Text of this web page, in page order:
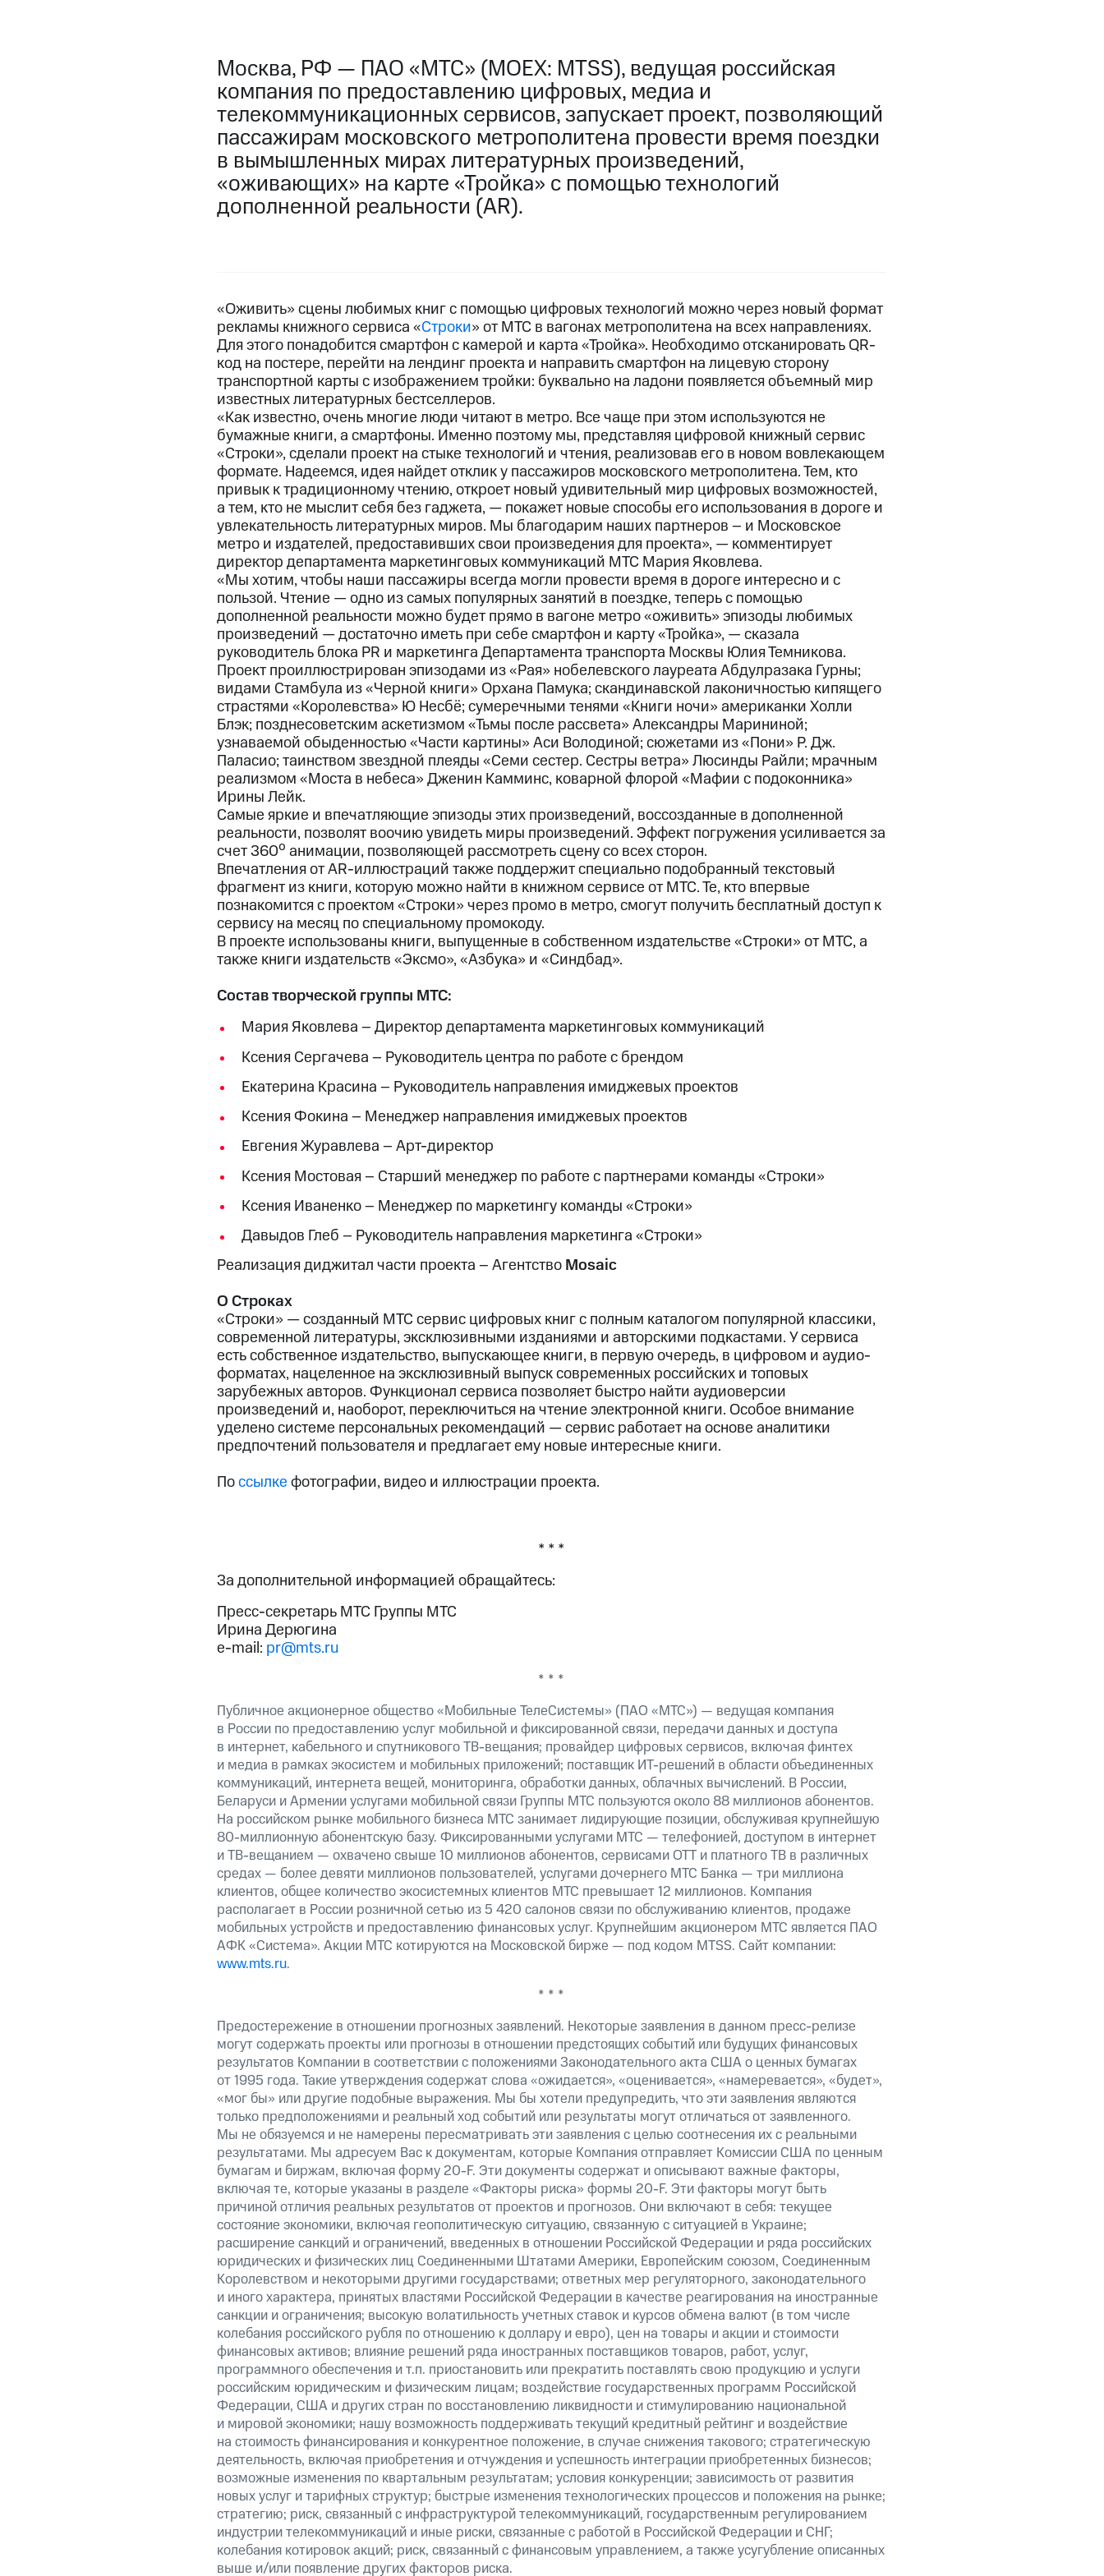
Москва, РФ — ПАО «МТС» (MOEX: MTSS), ведущая российская
компания по предоставлению цифровых, медиа и
телекоммуникационных сервисов, запускает проект, позволяющий
пассажирам московского метрополитена провести время поездки
в вымышленных мирах литературных произведений,
«оживающих» на карте «Тройка» с помощью технологий
дополненной реальности (AR).
«Оживить» сцены любимых книг с помощью цифровых технологий можно через новый формат
рекламы книжного сервиса «Строки» от МТС в вагонах метрополитена на всех направлениях.
Для этого понадобится смартфон с камерой и карта «Тройка». Необходимо отсканировать QR-
код на постере, перейти на лендинг проекта и направить смартфон на лицевую сторону
транспортной карты с изображением тройки: буквально на ладони появляется объемный мир
известных литературных бестселлеров.
«Как известно, очень многие люди читают в метро. Все чаще при этом используются не
бумажные книги, а смартфоны. Именно поэтому мы, представляя цифровой книжный сервис
«Строки», сделали проект на стыке технологий и чтения, реализовав его в новом вовлекающем
формате. Надеемся, идея найдет отклик у пассажиров московского метрополитена. Тем, кто
привык к традиционному чтению, откроет новый удивительный мир цифровых возможностей,
а тем, кто не мыслит себя без гаджета, — покажет новые способы его использования в дороге и
увлекательность литературных миров. Мы благодарим наших партнеров – и Московское
метро и издателей, предоставивших свои произведения для проекта», — комментирует
директор департамента маркетинговых коммуникаций МТС Мария Яковлева.
«Мы хотим, чтобы наши пассажиры всегда могли провести время в дороге интересно и с
пользой. Чтение — одно из самых популярных занятий в поездке, теперь с помощью
дополненной реальности можно будет прямо в вагоне метро «оживить» эпизоды любимых
произведений — достаточно иметь при себе смартфон и карту «Тройка», — сказала
руководитель блока PR и маркетинга Департамента транспорта Москвы Юлия Темникова.
Проект проиллюстрирован эпизодами из «Рая» нобелевского лауреата Абдулразака Гурны;
видами Стамбула из «Черной книги» Орхана Памука; скандинавской лаконичностью кипящего
страстями «Королевства» Ю Несбё; сумеречными тенями «Книги ночи» американки Холли
Блэк; позднесоветским аскетизмом «Тьмы после рассвета» Александры Марининой;
узнаваемой обыденностью «Части картины» Аси Володиной; сюжетами из «Пони» Р. Дж.
Паласио; таинством звездной плеяды «Семи сестер. Сестры ветра» Люсинды Райли; мрачным
реализмом «Моста в небеса» Дженин Камминс, коварной флорой «Мафии с подоконника»
Ирины Лейк.
Самые яркие и впечатляющие эпизоды этих произведений, воссозданные в дополненной
реальности, позволят воочию увидеть миры произведений. Эффект погружения усиливается за
счет 360⁰ анимации, позволяющей рассмотреть сцену со всех сторон.
Впечатления от AR-иллюстраций также поддержит специально подобранный текстовый
фрагмент из книги, которую можно найти в книжном сервисе от МТС. Те, кто впервые
познакомится с проектом «Строки» через промо в метро, смогут получить бесплатный доступ к
сервису на месяц по специальному промокоду.
В проекте использованы книги, выпущенные в собственном издательстве «Строки» от МТС, а
также книги издательств «Эксмо», «Азбука» и «Синдбад».
Состав творческой группы МТС:
Мария Яковлева – Директор департамента маркетинговых коммуникаций
Ксения Сергачева – Руководитель центра по работе с брендом
Екатерина Красина – Руководитель направления имиджевых проектов
Ксения Фокина – Менеджер направления имиджевых проектов
Евгения Журавлева – Арт-директор
Ксения Мостовая – Старший менеджер по работе с партнерами команды «Строки»
Ксения Иваненко – Менеджер по маркетингу команды «Строки»
Давыдов Глеб – Руководитель направления маркетинга «Строки»
Реализация диджитал части проекта – AгентствоMosaic
О Строках
«Строки» — созданный МТС сервис цифровых книг с полным каталогом популярной классики,
современной литературы, эксклюзивными изданиями и авторскими подкастами. У сервиса
есть собственное издательство, выпускающее книги, в первую очередь, в цифровом и аудио-
форматах, нацеленное на эксклюзивный выпуск современных российских и топовых
зарубежных авторов. Функционал сервиса позволяет быстро найти аудиоверсии
произведений и, наоборот, переключиться на чтение электронной книги. Особое внимание
уделено системе персональных рекомендаций — сервис работает на основе аналитики
предпочтений пользователя и предлагает ему новые интересные книги.
Поссылкефотографии, видео и иллюстрации проекта.
* * *
За дополнительной информацией обращайтесь:
Пресс-секретарь МТС Группы МТС
Ирина Дерюгина
e-mail: pr@mts.ru
* * *
Публичное акционерное общество «Мобильные ТелеСистемы» (ПАО «МТС») — ведущая компания
в России по предоставлению услуг мобильной и фиксированной связи, передачи данных и доступа
в интернет, кабельного и спутникового ТВ-вещания; провайдер цифровых сервисов, включая финтех
и медиа в рамках экосистем и мобильных приложений; поставщик ИТ-решений в области объединенных
коммуникаций, интернета вещей, мониторинга, обработки данных, облачных вычислений. В России,
Беларуси и Армении услугами мобильной связи Группы МТС пользуются около 88 миллионов абонентов.
На российском рынке мобильного бизнеса МТС занимает лидирующие позиции, обслуживая крупнейшую
80-миллионную абонентскую базу. Фиксированными услугами МТС — телефонией, доступом в интернет
и ТВ-вещанием — охвачено свыше 10 миллионов абонентов, сервисами OTT и платного ТВ в различных
средах — более девяти миллионов пользователей, услугами дочернего МТС Банка — три миллиона
клиентов, общее количество экосистемных клиентов МТС превышает 12 миллионов. Компания
располагает в России розничной сетью из 5 420 салонов связи по обслуживанию клиентов, продаже
мобильных устройств и предоставлению финансовых услуг. Крупнейшим акционером МТС является ПАО
АФК «Система». Акции МТС котируются на Московской бирже — под кодом MTSS. Сайт компании:
www.mts.ru.
* * *
Предостережение в отношении прогнозных заявлений. Некоторые заявления в данном пресс-релизе
могут содержать проекты или прогнозы в отношении предстоящих событий или будущих финансовых
результатов Компании в соответствии с положениями Законодательного акта США о ценных бумагах
от 1995 года. Такие утверждения содержат слова «ожидается», «оценивается», «намеревается», «будет»,
«мог бы» или другие подобные выражения. Мы бы хотели предупредить, что эти заявления являются
только предположениями и реальный ход событий или результаты могут отличаться от заявленного.
Мы не обязуемся и не намерены пересматривать эти заявления с целью соотнесения их с реальными
результатами. Мы адресуем Вас к документам, которые Компания отправляет Комиссии США по ценным
бумагам и биржам, включая форму 20-F. Эти документы содержат и описывают важные факторы,
включая те, которые указаны в разделе «Факторы риска» формы 20-F. Эти факторы могут быть
причиной отличия реальных результатов от проектов и прогнозов. Они включают в себя: текущее
состояние экономики, включая геополитическую ситуацию, связанную с ситуацией в Украине;
расширение санкций и ограничений, введенных в отношении Российской Федерации и ряда российских
юридических и физических лиц Соединенными Штатами Америки, Европейским союзом, Соединенным
Королевством и некоторыми другими государствами; ответных мер регуляторного, законодательного
и иного характера, принятых властями Российской Федерации в качестве реагирования на иностранные
санкции и ограничения; высокую волатильность учетных ставок и курсов обмена валют (в том числе
колебания российского рубля по отношению к доллару и евро), цен на товары и акции и стоимости
финансовых активов; влияние решений ряда иностранных поставщиков товаров, работ, услуг,
программного обеспечения и т.п. приостановить или прекратить поставлять свою продукцию и услуги
российским юридическим и физическим лицам; воздействие государственных программ Российской
Федерации, США и других стран по восстановлению ликвидности и стимулированию национальной
и мировой экономики; нашу возможность поддерживать текущий кредитный рейтинг и воздействие
на стоимость финансирования и конкурентное положение, в случае снижения такового; стратегическую
деятельность, включая приобретения и отчуждения и успешность интеграции приобретенных бизнесов;
возможные изменения по квартальным результатам; условия конкуренции; зависимость от развития
новых услуг и тарифных структур; быстрые изменения технологических процессов и положения на рынке;
стратегию; риск, связанный с инфраструктурой телекоммуникаций, государственным регулированием
индустрии телекоммуникаций и иные риски, связанные с работой в Российской Федерации и СНГ;
колебания котировок акций; риск, связанный с финансовым управлением, а также усугубление описанных
выше и/или появление других факторов риска.